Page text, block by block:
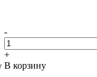
-
+
В корзину